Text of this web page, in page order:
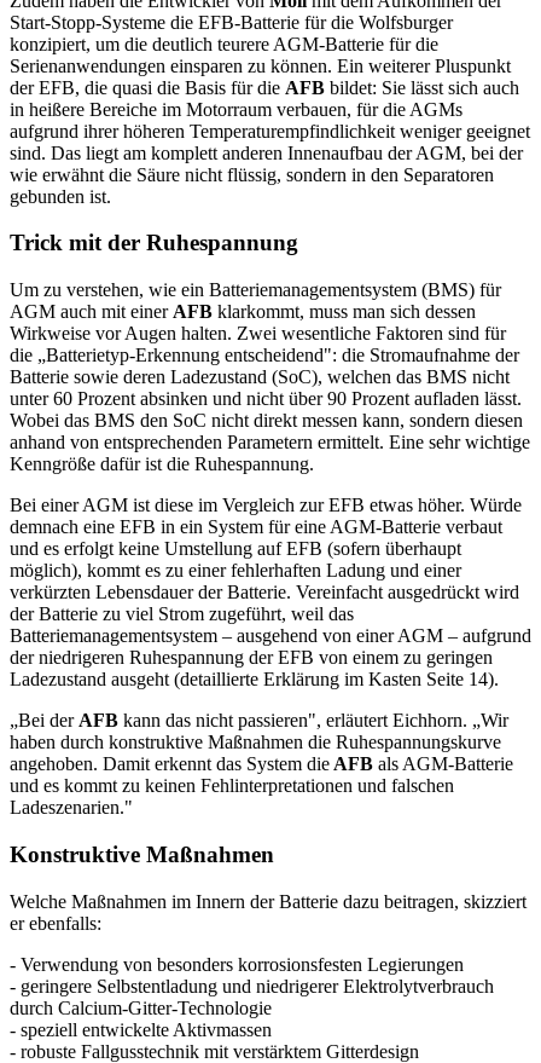
Start-Stopp-Systeme die EFB-Batterie für die Wolfsburger
konzipiert, um die deutlich teurere AGM-Batterie für die
Serienanwendungen einsparen zu können. Ein weiterer Pluspunkt
der EFB, die quasi die Basis für die AFB bildet: Sie lässt sich auch
in heißere Bereiche im Motorraum verbauen, für die AGMs
aufgrund ihrer höheren Temperaturempfindlichkeit weniger geeignet
sind. Das liegt am komplett anderen Innenaufbau der AGM, bei der
wie erwähnt die Säure nicht flüssig, sondern in den Separatoren
gebunden ist.
Trick mit der Ruhespannung
Um zu verstehen, wie ein Batteriemanagementsystem (BMS) für
AGM auch mit einer AFB klarkommt, muss man sich dessen
Wirkweise vor Augen halten. Zwei wesentliche Faktoren sind für
die „Batterietyp-Erkennung entscheidend": die Stromaufnahme der
Batterie sowie deren Ladezustand (SoC), welchen das BMS nicht
unter 60 Prozent absinken und nicht über 90 Prozent aufladen lässt.
Wobei das BMS den SoC nicht direkt messen kann, sondern diesen
anhand von entsprechenden Parametern ermittelt. Eine sehr wichtige
Kenngröße dafür ist die Ruhespannung.
Bei einer AGM ist diese im Vergleich zur EFB etwas höher. Würde
demnach eine EFB in ein System für eine AGM-Batterie verbaut
und es erfolgt keine Umstellung auf EFB (sofern überhaupt
möglich), kommt es zu einer fehlerhaften Ladung und einer
verkürzten Lebensdauer der Batterie. Vereinfacht ausgedrückt wird
der Batterie zu viel Strom zugeführt, weil das
Batteriemanagementsystem – ausgehend von einer AGM – aufgrund
der niedrigeren Ruhespannung der EFB von einem zu geringen
Ladezustand ausgeht (detaillierte Erklärung im Kasten Seite 14).
„Bei der AFB kann das nicht passieren", erläutert Eichhorn. „Wir
haben durch konstruktive Maßnahmen die Ruhespannungskurve
angehoben. Damit erkennt das System die AFB als AGM-Batterie
und es kommt zu keinen Fehlinterpretationen und falschen
Ladeszenarien."
Konstruktive Maßnahmen
Welche Maßnahmen im Innern der Batterie dazu beitragen, skizziert
er ebenfalls:
- Verwendung von besonders korrosionsfesten Legierungen
- geringere Selbstentladung und niedrigerer Elektrolytverbrauch
durch Calcium-Gitter-Technologie
- speziell entwickelte Aktivmassen
- robuste Fallgusstechnik mit verstärktem Gitterdesign